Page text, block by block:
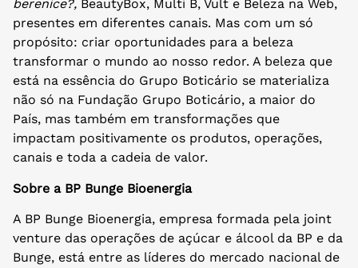
berenice?, BeautyBox, Multi B, Vult e Beleza na Web,
presentes em diferentes canais. Mas com um só
propósito: criar oportunidades para a beleza
transformar o mundo ao nosso redor. A beleza que
está na essência do Grupo Boticário se materializa
não só na Fundação Grupo Boticário, a maior do
País, mas também em transformações que
impactam positivamente os produtos, operações,
canais e toda a cadeia de valor.
Sobre a BP Bunge Bioenergia
A BP Bunge Bioenergia, empresa formada pela joint
venture das operações de açúcar e álcool da BP e da
Bunge, está entre as líderes do mercado nacional de